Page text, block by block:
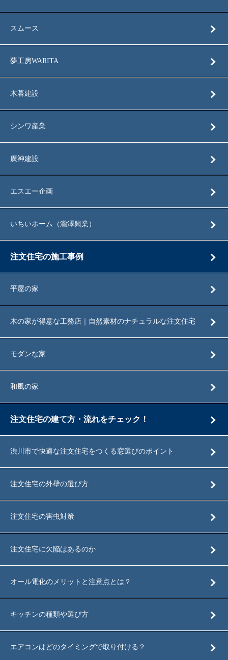
スムース
夢工房WARITA
木暮建設
シンワ産業
廣神建設
エスエー企画
いちいホーム（瀧澤興業）
注文住宅の施工事例
平屋の家
木の家が得意な工務店｜自然素材のナチュラルな注文住宅
モダンな家
和風の家
注文住宅の建て方・流れをチェック！
渋川市で快適な注文住宅をつくる窓選びのポイント
注文住宅の外壁の選び方
注文住宅の害虫対策
注文住宅に欠陥はあるのか
オール電化のメリットと注意点とは？
キッチンの種類や選び方
エアコンはどのタイミングで取り付ける？